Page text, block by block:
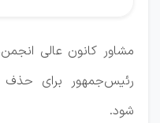
مشاور کانون عالی
رئیس‌جمهور برای حذف
شود.